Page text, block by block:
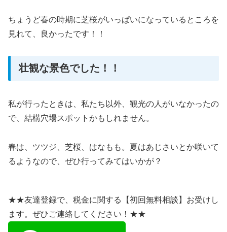
ちょうど春の時期に芝桜がいっぱいになっているところを
見れて、良かったです！！
壮観な景色でした！！
私が行ったときは、私たち以外、観光の人がいなかったの
で、結構穴場スポットかもしれません。
春は、ツツジ、芝桜、はなもも。夏はあじさいとか咲いて
るようなので、ぜひ行ってみてはいかが？
★★友達登録で、税金に関する【初回無料相談】お受けし
ます。ぜひご連絡してください！★★